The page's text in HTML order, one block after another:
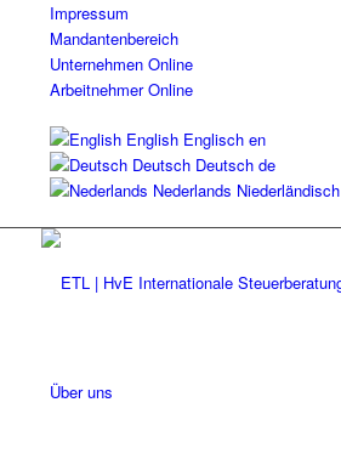
Impressum
Mandantenbereich
Unternehmen Online
Arbeitnehmer Online
English Englisch en
Deutsch Deutsch de
Nederlands Niederländisch
Über uns